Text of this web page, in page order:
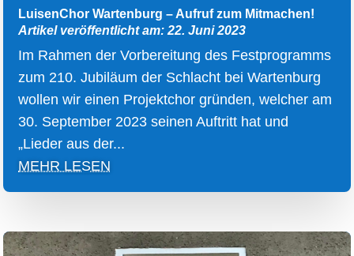
LuisenChor Wartenburg – Aufruf zum Mitmachen!
Artikel veröffentlicht am: 22. Juni 2023
Im Rahmen der Vorbereitung des Festprogramms
zum 210. Jubiläum der Schlacht bei Wartenburg
wollen wir einen Projektchor gründen, welcher am
30. September 2023 seinen Auftritt hat und
„Lieder aus der...
MEHR LESEN